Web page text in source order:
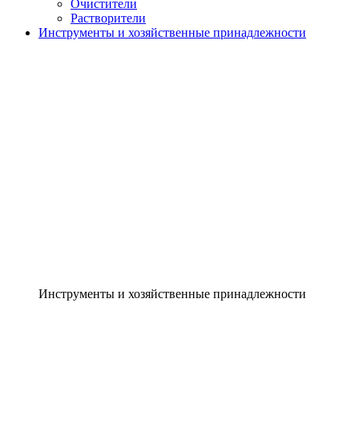
Очистители
Растворители
Инструменты и хозяйственные принадлежности
Инструменты и хозяйственные принадлежности